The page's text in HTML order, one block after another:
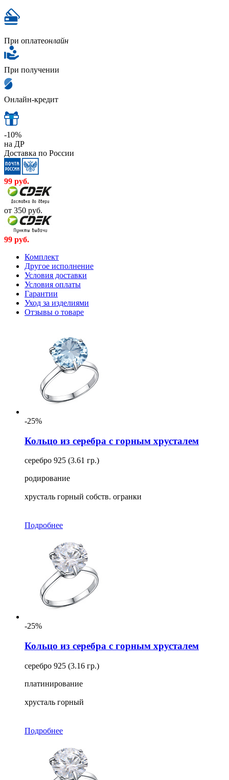
При оплатеонлайн
При получении
Онлайн-кредит
-10%
на ДР
Доставка по России
99 руб.
от 350 руб.
99 руб.
Комплект
Другое исполнение
Условия доставки
Условия оплаты
Гарантии
Уход за изделиями
Отзывы о товаре
-25%
Кольцо из серебра с горным хрусталем
серебро 925 (3.61 гр.)
родирование
хрусталь горный собств. огранки
Подробнее
-25%
Кольцо из серебра с горным хрусталем
серебро 925 (3.16 гр.)
платинирование
хрусталь горный
Подробнее